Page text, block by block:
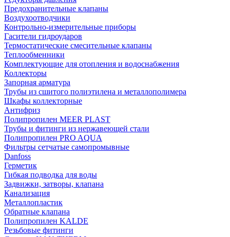
Предохранительные клапаны
Воздухоотводчики
Контрольно-измерительные приборы
Гасители гидроударов
Термостатические смесительные клапаны
Теплообменники
Комплектующие для отопления и водоснабжения
Коллекторы
Запорная арматура
Трубы из сшитого полиэтилена и металлополимера
Шкафы коллекторные
Антифриз
Полипропилен MEER PLAST
Трубы и фитинги из нержавеющей стали
Полипропилен PRO AQUA
Фильтры сетчатые самопромывные
Danfoss
Герметик
Гибкая подводка для воды
Задвижки, затворы, клапана
Канализация
Металлопластик
Обратные клапана
Полипропилен KALDE
Резьбовые фитинги